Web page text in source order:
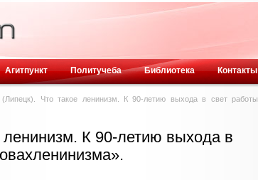
Агитпункт Политучеба Библиотека Контакты
(Липецк). Что такое ленинизм. К 90-летию выхода в свет работы
К 90-летию выхода в